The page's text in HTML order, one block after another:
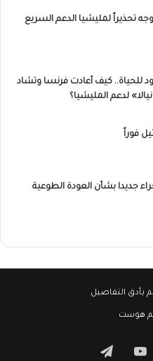
يوجه تحذيراً لمليشيا الدعم السريع
للحياة.. كيف أعادت فرنسا وتشاد
لدعم المليشيا؟
فوراً
جديدا بشأن العودة الطوعية
بأدق التفاصيل
هوست
‫YouTubeتيلقرام